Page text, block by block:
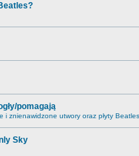
pomagają
i znienawidzone utwory oraz płyty
Sky